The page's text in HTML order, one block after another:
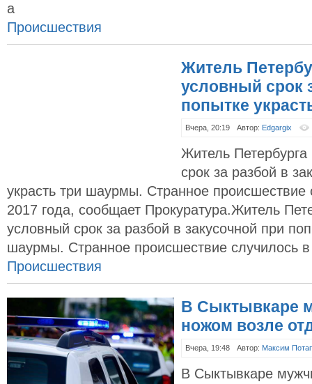
а
Происшествия
Житель
условный срок
попытке
Вчера, 20:19 Автор: Edgargix
Житель
срок за разбой в
украсть три шаурмы. Странное происшествие
2017 года, сообщает Прокуратура.Житель
условный срок за разбой в закусочной при
шаурмы. Странное происшествие случилось в
Происшествия
В Сыктывкаре
ножом возле
Вчера, 19:48 Автор: Максим
В Сыктывкаре